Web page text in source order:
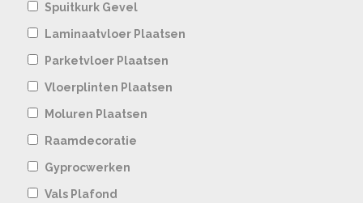
Spuitkurk Gevel
Laminaatvloer Plaatsen
Parketvloer Plaatsen
Vloerplinten Plaatsen
Moluren Plaatsen
Raamdecoratie
Gyprocwerken
Vals Plafond